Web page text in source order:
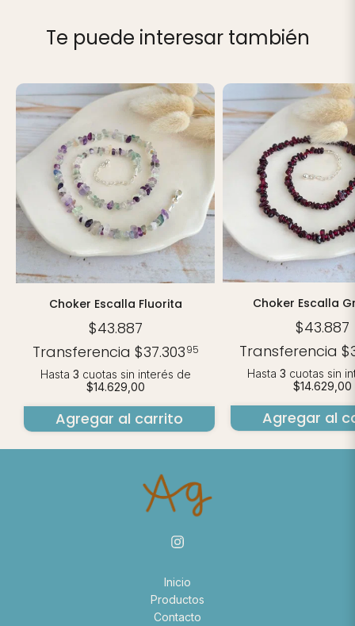
Te puede interesar también
Choker Escalla Fluorita
$43.887
Transferencia $37.30395
Hasta 3 cuotas sin interés de
$14.629,00
Agregar al carrito
Choker Escalla
$43.887
Transferencia
Hasta 3 cuotas sin
$14.629,00
Agregar al
Inicio
Productos
Contacto